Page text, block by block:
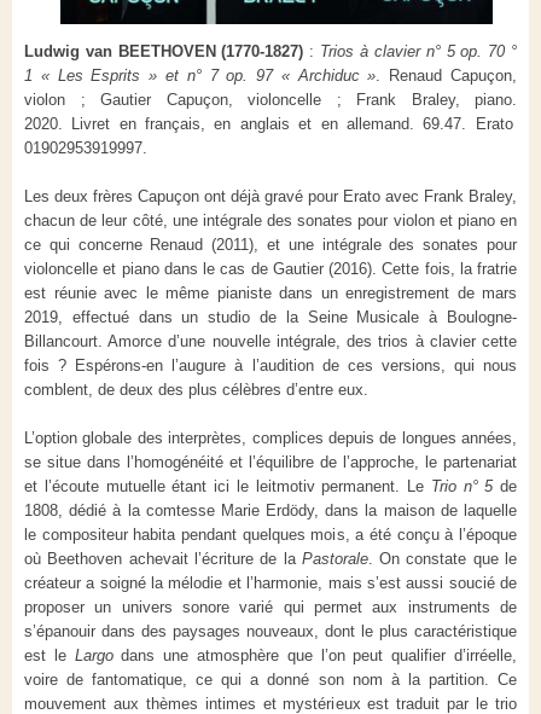
Ludwig van BEETHOVEN (1770-1827) : Trios à clavier n° 5 op. 70 °
1 « Les Esprits » et n° 7 op. 97 « Archiduc » . Renaud Capuçon,
violon ; Gautier Capuçon, violoncelle ; Frank Braley, piano.
2020. Livret en français, en anglais et en allemand. 69.47. Erato
01902953919997.
Les deux frères Capuçon ont déjà gravé pour Erato avec Frank Braley,
chacun de leur côté, une intégrale des sonates pour violon et piano en
ce qui concerne Renaud (2011), et une intégrale des sonates pour
violoncelle et piano dans le cas de Gautier (2016). Cette fois, la fratrie
est réunie avec le même pianiste dans un enregistrement de mars
2019, effectué dans un studio de la Seine Musicale à Boulogne-
Billancourt. Amorce d’une nouvelle intégrale, des trios à clavier cette
fois ? Espérons-en l’augure à l’audition de ces versions, qui nous
comblent, de deux des plus célèbres d’entre eux.
L’option globale des interprètes, complices depuis de longues années,
se situe dans l’homogénéité et l’équilibre de l’approche, le partenariat
et l’écoute mutuelle étant ici le leitmotiv permanent. Le Trio n° 5de
1808, dédié à la comtesse Marie Erdödy, dans la maison de laquelle
le compositeur habita pendant quelques mois, a été conçu à l’époque
où Beethoven achevait l’écriture de la Pastorale. On constate que le
créateur a soigné la mélodie et l’harmonie, mais s’est aussi soucié de
proposer un univers sonore varié qui permet aux instruments de
s’épanouir dans des paysages nouveaux, dont le plus caractéristique
est le Largodans une atmosphère que l’on peut qualifier d’irréelle,
voire de fantomatique, ce qui a donné son nom à la partition. Ce
mouvement aux thèmes intimes et mystérieux est traduit par le trio